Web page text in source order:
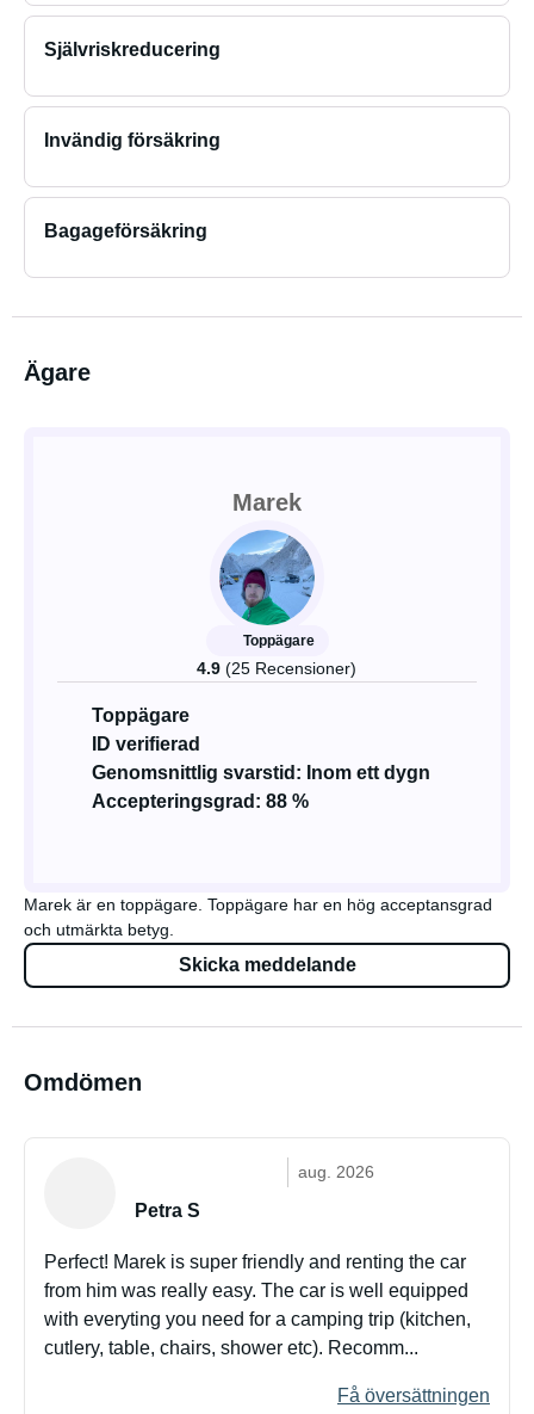
Självriskreducering
Invändig försäkring
Bagageförsäkring
Ägare
Marek
Toppägare
4.9 (25 Recensioner)
Toppägare
ID verifierad
Genomsnittlig svarstid: Inom ett dygn
Accepteringsgrad: 88 %
Marek är en toppägare. Toppägare har en hög acceptansgrad
och utmärkta betyg.
Skicka meddelande
Omdömen
aug. 2026
Petra S
Perfect! Marek is super friendly and renting the car
from him was really easy. The car is well equipped
with everyting you need for a camping trip (kitchen,
cutlery, table, chairs, shower etc). Recomm...
Få översättningen